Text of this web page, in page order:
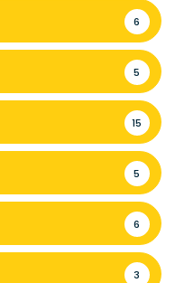
6
5
15
5
6
3